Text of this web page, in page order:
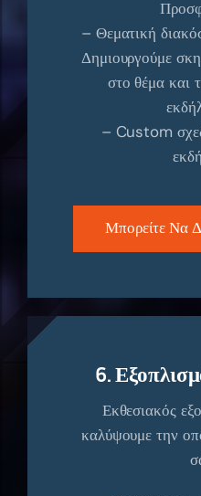
– Θεματική
Δημιουργούμε
στο θέμα και
– Custom
Μπορείτε Να
6.
Εκθεσιακός
καλύψουμε την